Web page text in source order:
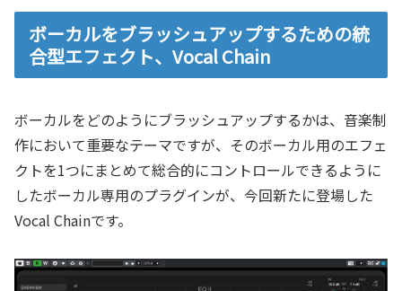
ボーカルをブラッシュアップするための統
合型エフェクト、Vocal Chain
ボーカルをどのようにブラッシュアップするかは、音楽制
作において重要なテーマですが、そのボーカル用のエフェ
クトを1つにまとめて総合的にコントロールできるように
したボーカル専用のプラグインが、今回新たに登場した
Vocal Chainです。